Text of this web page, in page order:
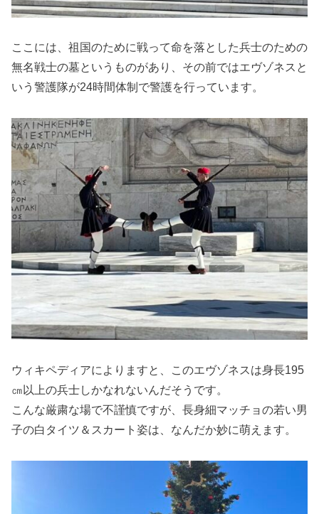
ここには、祖国のために戦って命を落とした兵士のための
無名戦士の墓というものがあり、その前ではエヴゾネスと
いう警護隊が24時間体制で警護を行っています。
ウィキペディアによりますと、このエヴゾネスは身長195
㎝以上の兵士しかなれないんだそうです。
こんな厳粛な場で不謹慎ですが、長身細マッチョの若い男
子の白タイツ＆スカート姿は、なんだか妙に萌えます。